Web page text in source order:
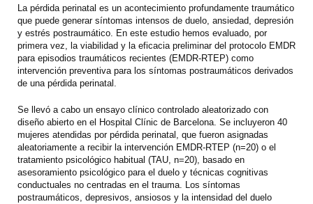
La pérdida perinatal es un acontecimiento profundamente traumático
que puede generar síntomas intensos de duelo, ansiedad, depresión
y estrés postraumático. En este estudio hemos evaluado, por
primera vez, la viabilidad y la eficacia preliminar del protocolo EMDR
para episodios traumáticos recientes (EMDR-RTEP) como
intervención preventiva para los síntomas postraumáticos derivados
de una pérdida perinatal.
Se llevó a cabo un ensayo clínico controlado aleatorizado con
diseño abierto en el Hospital Clínic de Barcelona. Se incluyeron 40
mujeres atendidas por pérdida perinatal, que fueron asignadas
aleatoriamente a recibir la intervención EMDR-RTEP (n=20) o el
tratamiento psicológico habitual (TAU, n=20), basado en
asesoramiento psicológico para el duelo y técnicas cognitivas
conductuales no centradas en el trauma. Los síntomas
postraumáticos, depresivos, ansiosos y la intensidad del duelo